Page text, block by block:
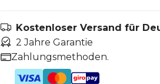
Kostenloser Versand für
2 Jahre Garantie
Zahlungsmethoden.